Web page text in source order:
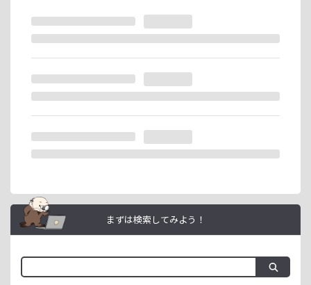
※ラッコIDの重複登録と思われる場合は、成果が発生いたし
ません。
ラッコIDアフィリエイトは、「ユーザー情報」「銀行口座情
報」をご登録いただくことで即日ご利用開始いただけます。
まずは検索してみよう！